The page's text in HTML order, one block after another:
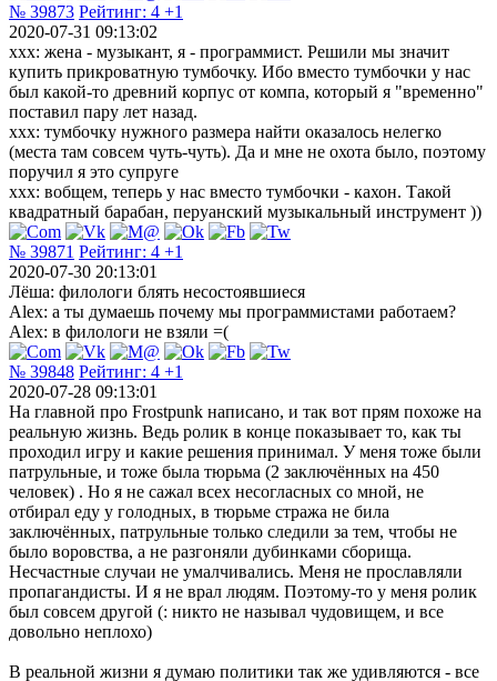
№ 39873 Рейтинг: 4 +1
2020-07-31 09:13:02
xxx: жена - музыкант, я - программист. Решили мы значит
купить прикроватную тумбочку. Ибо вместо тумбочки у нас
был какой-то древний корпус от компа, который я "временно"
поставил пару лет назад.
ххх: тумбочку нужного размера найти оказалось нелегко
(места там совсем чуть-чуть). Да и мне не охота было, поэтому
поручил я это супруге
xxx: вобщем, теперь у нас вместо тумбочки - кахон. Такой
квадратный барабан, перуанский музыкальный инструмент ))
№ 39871 Рейтинг: 4 +1
2020-07-30 20:13:01
Лёша: филологи блять несостоявшиеся
Alex: а ты думаешь почему мы программистами работаем?
Alex: в филологи не взяли =(
№ 39848 Рейтинг: 4 +1
2020-07-28 09:13:01
На главной про Frostpunk написано, и так вот прям похоже на
реальную жизнь. Ведь ролик в конце показывает то, как ты
проходил игру и какие решения принимал. У меня тоже были
патрульные, и тоже была тюрьма (2 заключённых на 450
человек) . Но я не сажал всех несогласных со мной, не
отбирал еду у голодных, в тюрьме стража не била
заключённых, патрульные только следили за тем, чтобы не
было воровства, а не разгоняли дубинками сборища.
Несчастные случаи не умалчивались. Меня не прославляли
пропагандисты. И я не врал людям. Поэтому-то у меня ролик
был совсем другой (: никто не называл чудовищем, и все
довольно неплохо)
В реальной жизни я думаю политики так же удивляются - все